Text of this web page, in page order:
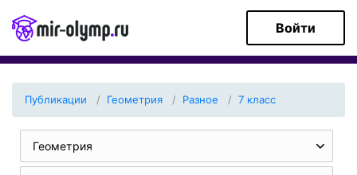
Войти
Публикации Геометрия Разное 7 класс
Геометрия